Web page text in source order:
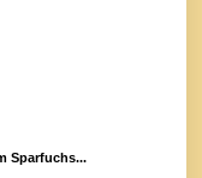
Sparfuchs...